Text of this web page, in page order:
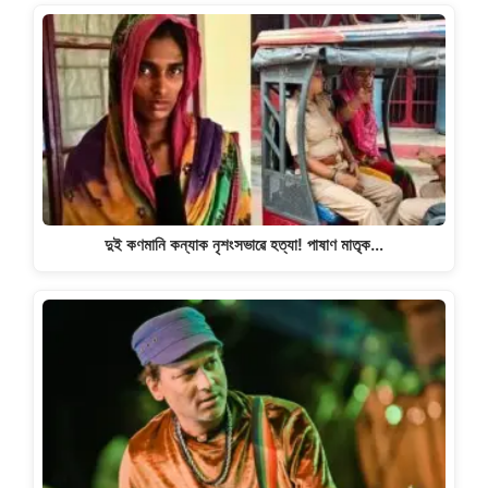
দুই কণমানি কন্যাক নৃশংসভাৱে হত্যা! পাষাণ মাতৃক…